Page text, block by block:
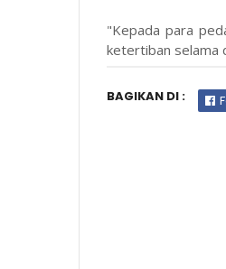
"Kepada para
ketertiban selama
BAGIKAN DI :